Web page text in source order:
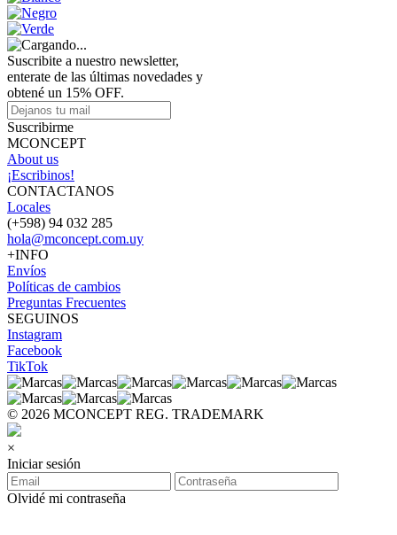
Suscribite a nuestro newsletter,
enterate de las últimas novedades y
obtené un 15% OFF.
Suscribirme
MCONCEPT
About us
¡Escribinos!
CONTACTANOS
Locales
(+598) 94 032 285
hola@mconcept.com.uy
+INFO
Envíos
Políticas de cambios
Preguntas Frecuentes
SEGUINOS
Instagram
Facebook
TikTok
© 2026 MCONCEPT REG. TRADEMARK
×
Iniciar sesión
Olvidé mi contraseña